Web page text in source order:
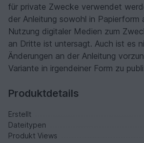
für private Zwecke verwendet
der Anleitung sowohl in Papierform
Nutzung digitaler Medien zum
an Dritte ist untersagt. Auch ist es
Änderungen an der Anleitung
Variante in irgendeiner Form zu
Produktdetails
Erstellt
Dateitypen
Produkt Views